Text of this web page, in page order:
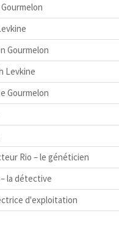
Gourmelon
Levkine
Gourmelon
Rio – le généticien
la détective
d'exploitation